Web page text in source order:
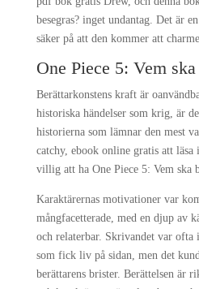
besegras? inget undantag. Det är
säker på att den kommer att
One Piece 5: Vem
Berättarkonstens kraft är
historiska händelser som krig, är
historierna som lämnar den mest
catchy, ebook online gratis att läsa
villig att ha One Piece 5: Vem ska
Karaktärernas motivationer var
mångfacetterade, med en djup av
och relaterbar. Skrivandet var ofta
som fick liv på sidan, men det
berättarens brister. Berättelsen är